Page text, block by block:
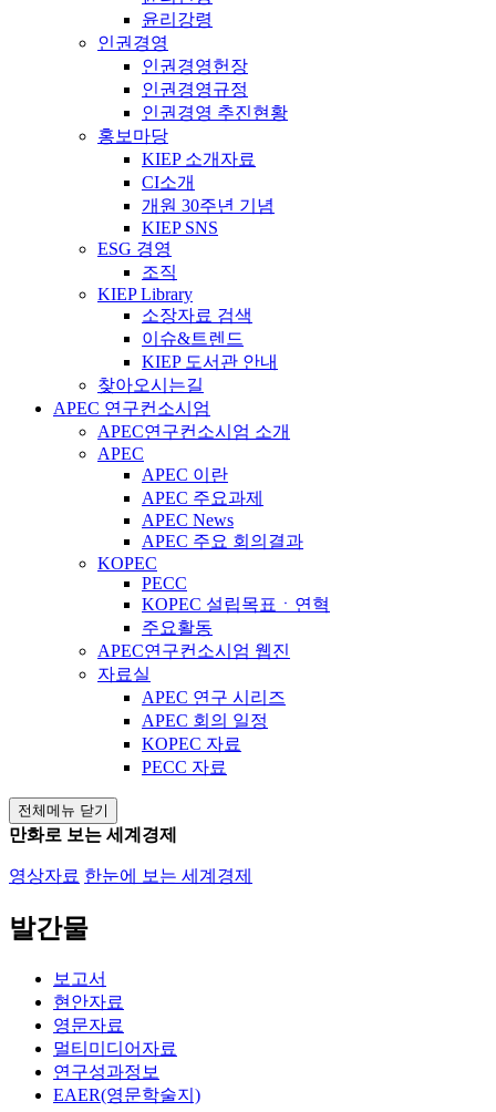
윤리강령
인권경영
인권경영헌장
인권경영규정
인권경영 추진현황
홍보마당
KIEP 소개자료
CI소개
개원 30주년 기념
KIEP SNS
ESG 경영
조직
KIEP Library
소장자료 검색
이슈&트렌드
KIEP 도서관 안내
찾아오시는길
APEC 연구컨소시엄
APEC연구컨소시엄 소개
APEC
APEC 이란
APEC 주요과제
APEC News
APEC 주요 회의결과
KOPEC
PECC
KOPEC 설립목표ㆍ연혁
주요활동
APEC연구컨소시엄 웹진
자료실
APEC 연구 시리즈
APEC 회의 일정
KOPEC 자료
PECC 자료
전체메뉴 닫기
만화로 보는 세계경제
영상자료 한눈에 보는 세계경제
발간물
보고서
현안자료
영문자료
멀티미디어자료
연구성과정보
EAER(영문학술지)